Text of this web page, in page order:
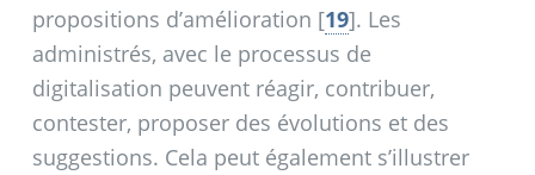
propositions d’amélioration [19]. Les
administrés, avec le processus de
digitalisation peuvent réagir, contribuer,
contester, proposer des évolutions et des
suggestions. Cela peut également s’illustrer